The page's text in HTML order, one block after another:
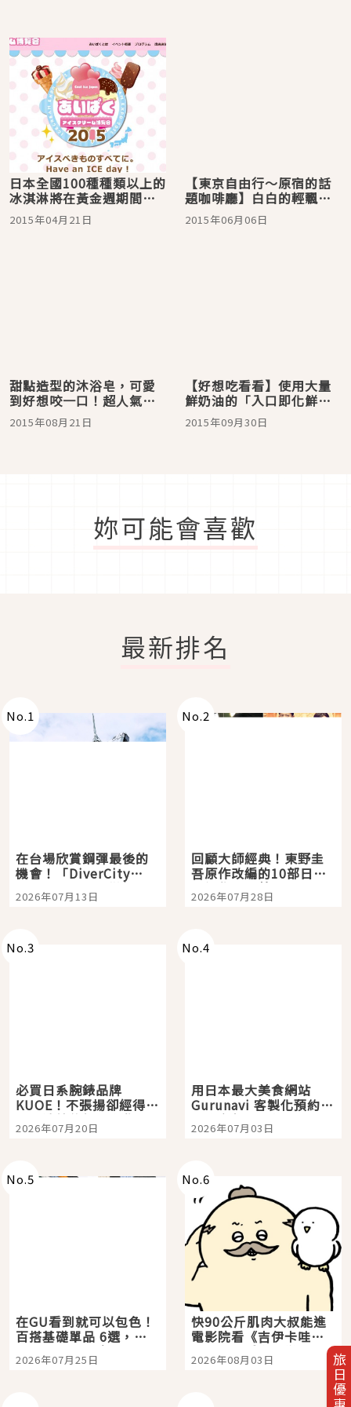
旅日優惠券
日本全國100種種類以上的
冰淇淋將在黃金週期間的
原宿大集合！ 冰淇淋博覽
會「あいぱくAipaku
2015年04月21日
【東京自由行〜原宿的話
題咖啡廳】白白的輕飄飄
軟綿綿的！ 試吃了蛋白霜
滿滿的「白舒芙蕾厚鬆
2015年06月06日
甜點造型的沐浴皂，可愛
到好想咬一口！超人氣
「BADEFEE」即將在原宿
新開幕～！
2015年08月21日
【好想吃看看】使用大量
鮮奶油的「入口即化鮮奶
油吐司」在澀谷Hikarie登
場囉!!
2015年09月30日
妳可能會喜歡
最新排名
No.1
在台場欣賞鋼彈最後的
機會！「DiverCity
Tokyo Plaza」搭船、
購物、美食及夜景，一
2026年07月13日
No.2
回顧大師經典！東野圭
吾原作改編的10部日本
影視作品推薦
2026年07月28日
No.3
必買日系腕錶品牌
KUOE！不張揚卻經得起
時間洗鍊的經典之作五
選
2026年07月20日
No.4
用日本最大美食網站
Gurunavi 客製化預約九
大都市餐廳，打造專屬
美食體驗！
2026年07月03日
No.5
在GU看到就可以包色！
百搭基礎單品 6選，閉
眼全收也不心疼
2026年07月25日
No.6
快90公斤肌肉大叔能進
電影院看《吉伊卡哇》
嗎？日本重金屬樂團
「打首」會長與nagano
2026年08月03日